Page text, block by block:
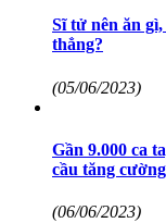
Sĩ tử nên ăn
thẳng?
(05/06/2023)
Gần 9.000 ca
cầu tăng
(06/06/2023)